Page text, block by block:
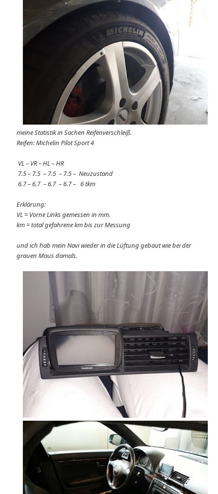
meine Statistik in Sachen Reifenverschleiß.
Reifen: Michelin Pilot Sport 4
VL – VR – HL – HR
7.5 – 7.5 – 7.5 – 7.5 – Neuzustand
6.7 – 6.7 – 6.7 – 6.7 – 6 tkm
Erklärung:
VL = Vorne Links gemessen in mm.
km = total gefahrene km bis zur Messung
und ich hab mein Navi wieder in die Lüftung gebaut wie bei der
grauen Maus damals.